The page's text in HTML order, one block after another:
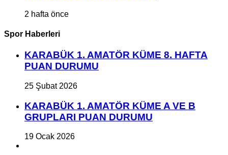
2 hafta önce
Spor Haberleri
KARABÜK 1. AMATÖR KÜME 8. HAFTA
PUAN DURUMU
25 Şubat 2026
KARABÜK 1. AMATÖR KÜME A VE B
GRUPLARI PUAN DURUMU
19 Ocak 2026